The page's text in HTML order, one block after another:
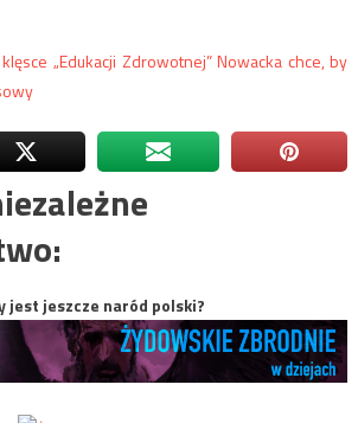
„Edukacji Zdrowotnej” Nowacka chce, by
jest jeszcze naród polski?